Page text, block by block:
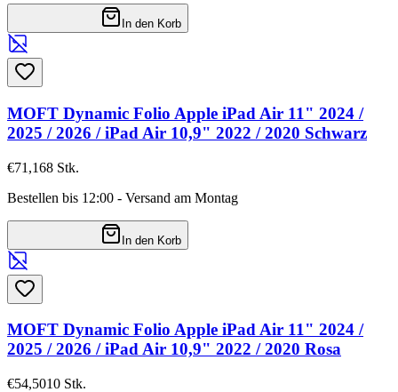
In den Korb
MOFT Dynamic Folio Apple iPad Air 11" 2024 /
2025 / 2026 / iPad Air 10,9" 2022 / 2020 Schwarz
€71,168 Stk.
Bestellen bis 12:00 - Versand am Montag
In den Korb
MOFT Dynamic Folio Apple iPad Air 11" 2024 /
2025 / 2026 / iPad Air 10,9" 2022 / 2020 Rosa
€54,5010 Stk.